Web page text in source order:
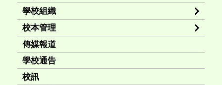
學校組織
校本管理
傳媒報道
學校通告
校訊